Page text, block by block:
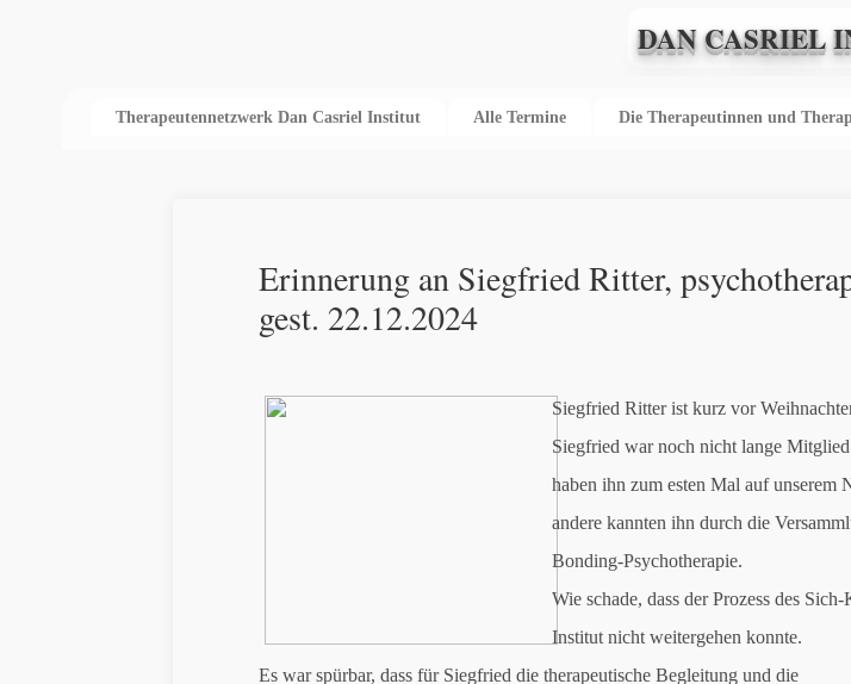
DAN CASRIEL
Therapeutennetzwerk Dan Casriel Institut Alle Termine Die Therapeutinnen und
Erinnerung an Siegfried Ritter,
gest. 22.12.2024
Siegfried Ritter ist kurz vor
Siegfried war noch nicht lange
haben ihn zum esten Mal auf unserem
andere kannten ihn durch die
Bonding-Psychotherapie.
Wie schade, dass der Prozess des
Institut nicht weitergehen konnte.
Es war spürbar, dass für Siegfried die therapeutische Begleitung und die